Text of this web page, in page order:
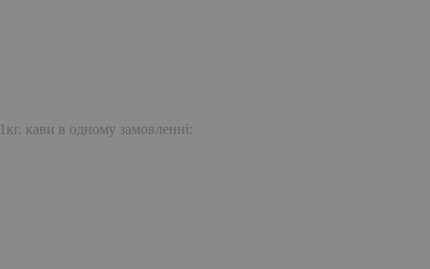
кави в одному замовленні: